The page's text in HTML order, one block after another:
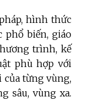
hình thức
phổ biến, giáo
trình, kế
phù hợp với
từng vùng,
sâu, vùng xa.